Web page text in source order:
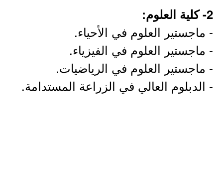
2- كلية العلوم:
- ماجستير العلوم في الأحياء.
- ماجستير العلوم في الفيزياء.
- ماجستير العلوم في الرياضيات.
- الدبلوم العالي في الزراعة المستدامة.